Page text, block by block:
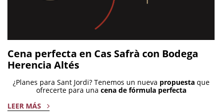
Cena perfecta en Cas Safrà con Bodega
Herencia Altés
¿Planes para Sant Jordi? Tenemos un nueva propuesta que
ofrecerte para una cena de fórmula perfecta
LEER MÁS